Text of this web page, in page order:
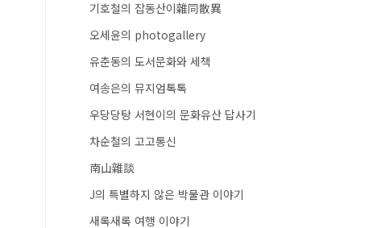
기호철의 잡동산이雜同散異
오세윤의 photogallery
유춘동의 도서문화와 세책
여송은의 뮤지엄톡톡
우당당탕 서현이의 문화유산 답사기
차순철의 고고통신
南山雜談
J의 특별하지 않은 박물관 이야기
새록새록 여행 이야기